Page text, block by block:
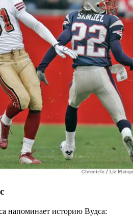
напоминает историю Вудса: